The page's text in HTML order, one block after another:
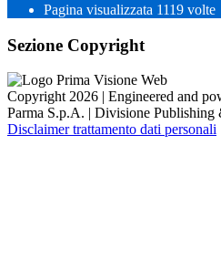
Pagina visualizzata 1119 volte
Sezione Copyright
Copyright 2026 | Engineered and
Parma S.p.A. | Divisione
Disclaimer trattamento dati personali